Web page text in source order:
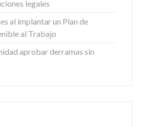
legales
al implantar un Plan de
al Trabajo
aprobar derramas sin